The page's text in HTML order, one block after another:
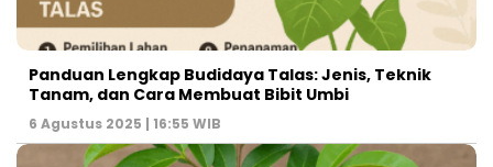
Panduan Lengkap Budidaya Talas: Jenis, Teknik
Tanam, dan Cara Membuat Bibit Umbi
6 Agustus 2025 | 16:55 WIB